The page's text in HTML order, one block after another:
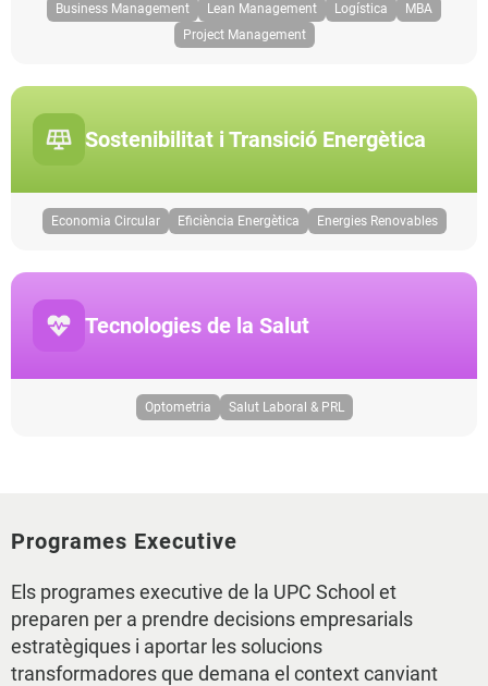
Business Management Lean Management Logística
MBA
Project Management
Sostenibilitat i Transició Energètica
Economia Circular Eficiència Energètica Energies Renovables
Tecnologies de la Salut
Optometria Salut Laboral & PRL
Programes Executive
Els programes executive de la UPC School et
preparen per a prendre decisions empresarials
estratègiques i aportar les solucions
transformadores que demana el context canviant